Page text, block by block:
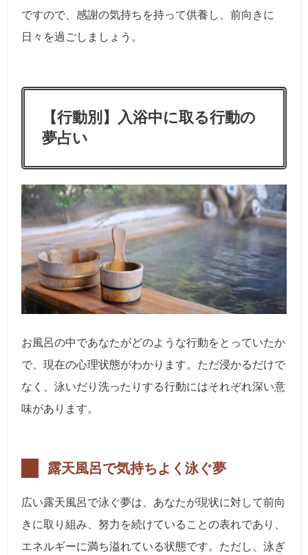
ですので、感謝の気持ちを持って供養し、前向きに
日々を過ごしましょう。
【行動別】入浴中に取る行動の
夢占い
お風呂の中であなたがどのような行動をとっていたか
で、現在の心理状態がわかります。ただ浸かるだけで
なく、泳いだり洗ったりする行動にはそれぞれ深い意
味があります。
露天風呂で気持ちよく泳ぐ夢
広い露天風呂で泳ぐ夢は、あなたが現状に対して前向
きに取り組み、努力を続けていることの表れであり、
エネルギーに満ち溢れている状態です。ただし、泳ぎ